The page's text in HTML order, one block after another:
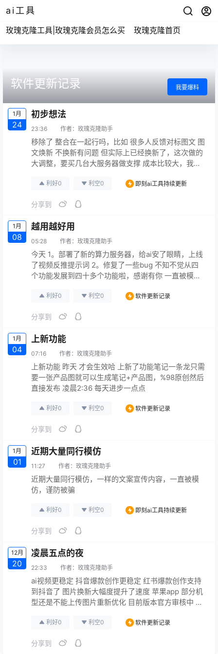
ai工具
玫瑰克隆工具|玫瑰克隆会员怎么买 玫瑰克隆首页
软件更新记录 我要爆料
1月
24
初步想法
23:36 作者： 玫瑰克隆助手
移除了 整合在一起行吗，比如 很多人反馈对标图文 图
文焕新 不换新有问题 但实际上已经换新了，这次做的
大调整，要买几台大服务器做支撑 成本比较大，我们
程，用户看着有几百个功能 但是实际上用一次就不用
了 而是自己干爆款 +笔记一条龙的联合 并发布 这是我
利好0 利空0 即刻ai工具持续更新
分享到
1月
08
越用越好用
05:28 作者： 玫瑰克隆助手
今天 1。部署了新的算力服务器，给ai安了眼睛，上线
了视频反推提示词 2。修复了一些bug 不知不觉从四
个功能发展到四十多个功能啦，感谢有你 一直被模
功能的时候都愿意相信我们的用户 到现在四十多个我
价了噢 还有啊 遇到bug不要急 反馈给我就好了我们会
利好0 利空0 软件更新记录
分享到
1月
04
上新功能
07:16 作者： 玫瑰克隆助手
上新功能 昨天 才会生效哈 上新了功能笔记一条龙只需
要一张产品图就可以生成笔记+产品图，%98原创然后
直接发布 凌晨2:36 每天进步一点点
利好0 利空0 软件更新记录
分享到
1月
01
近期大量同行模仿
11:27 作者： 玫瑰克隆助手
近期大量同行模仿，一样的文案宣传内容，一直被模
仿，谨防被骗
利好0 利空0 即刻ai工具持续更新
分享到
12月
20
凌晨五点的夜
22:33 作者： 玫瑰克隆助手
ai视频更稳定 抖音爆款创作更稳定 红书爆款创作支持
到抖音了 图片换新大幅度提升了速度 苹果app 部分机
型还是不能上传图片重新优化 目前版本官方审核中 截
爆款克隆大幅度提速 爱 并修复了已知bug 凌晨5:00的
的事情就行我们会收集并第一时间修复 谢谢
利好0 利空0 软件更新记录
分享到